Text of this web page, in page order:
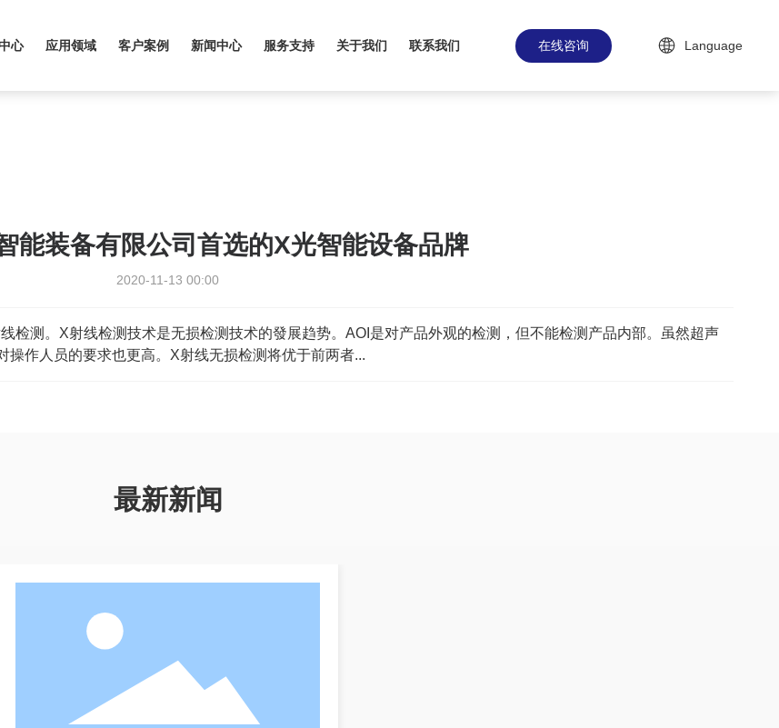
心 应用领域 客户案例 新闻中心 服务支持 关于我们 联系我们 在线咨询 Language
能装备有限公司首选的X光智能设备品牌
2020-11-13 00:00
检测。X射线检测技术是无损检测技术的發展趋势。AOI是对产品外观的检测，但不能检测产品内部。虽然超声
作人员的要求也更高。X射线无损检测将优于前两者...
最新新闻